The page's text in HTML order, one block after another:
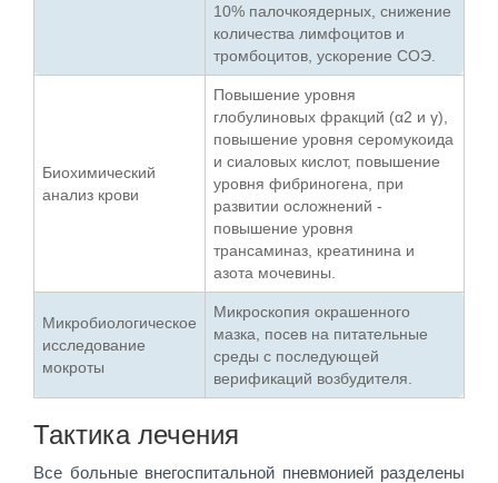
10% палочкоядерных, снижение
количества лимфоцитов и
тромбоцитов, ускорение СОЭ.
Биохимический
анализ крови
Повышение уровня
глобулиновых фракций (α2 и γ),
повышение уровня серомукоида
и сиаловых кислот, повышение
уровня фибриногена, при
развитии осложнений -
повышение уровня
трансаминаз, креатинина и
азота мочевины.
Микробиологическое
исследование
мокроты
Микроскопия окрашенного
мазка, посев на питательные
среды с последующей
верификаций возбудителя.
Тактика лечения
Все больные внегоспитальной пневмонией разделены